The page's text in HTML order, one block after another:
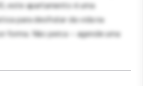
este apartamento é uma
para desfrutar da vida na
forma. Não perca – agende uma